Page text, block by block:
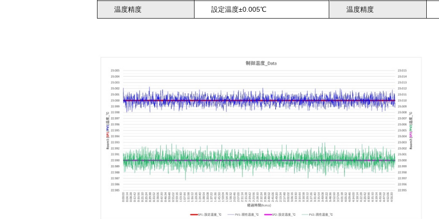
温度精度 設定温度±0.005℃ 温度精度